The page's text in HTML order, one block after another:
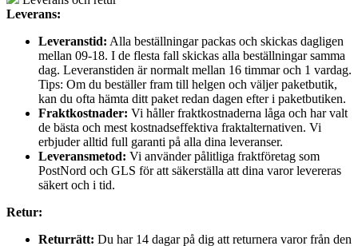
Leverans:
Leveranstid: Alla beställningar packas och skickas dagligen
mellan 09-18. I de flesta fall skickas alla beställningar samma
dag. Leveranstiden är normalt mellan 16 timmar och 1 vardag.
Tips: Om du beställer fram till helgen och väljer paketbutik,
kan du ofta hämta ditt paket redan dagen efter i paketbutiken.
Fraktkostnader: Vi håller fraktkostnaderna låga och har valt
de bästa och mest kostnadseffektiva fraktalternativen. Vi
erbjuder alltid full garanti på alla dina leveranser.
Leveransmetod: Vi använder pålitliga fraktföretag som
PostNord och GLS för att säkerställa att dina varor levereras
säkert och i tid.
Retur:
Returrätt: Du har 14 dagar på dig att returnera varor från den